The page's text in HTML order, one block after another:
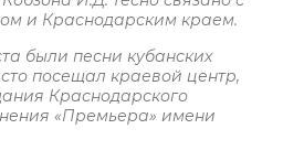
и Краснодарским краем.
были песни кубанских
посещал краевой центр,
Краснодарского
«Премьера» имени